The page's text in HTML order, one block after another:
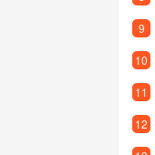
9
10
11
12